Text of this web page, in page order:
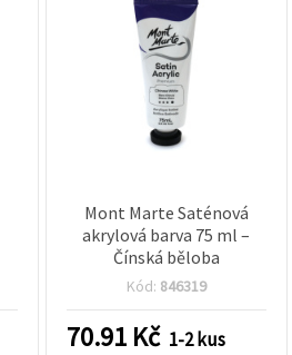
Mont Marte Saténová
akrylová barva 75 ml –
Čínská běloba
Kód: 846319
70.91 Kč 1-2 kus